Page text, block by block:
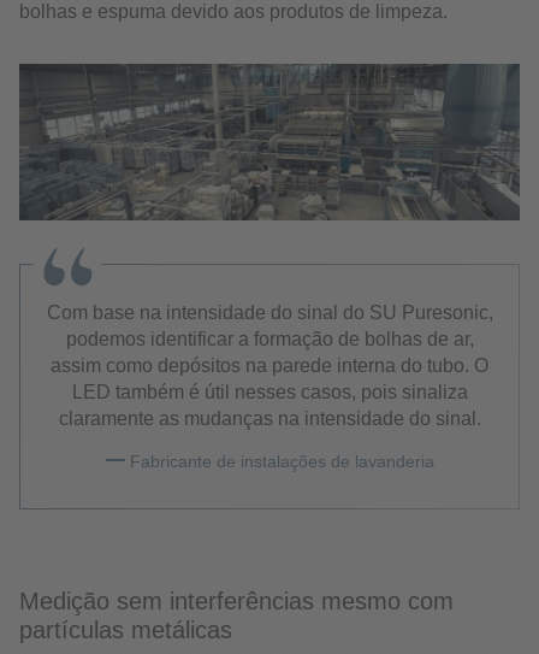
bolhas e espuma devido aos produtos de limpeza.
Com base na intensidade do sinal do SU Puresonic,
podemos identificar a formação de bolhas de ar,
assim como depósitos na parede interna do tubo. O
LED também é útil nesses casos, pois sinaliza
claramente as mudanças na intensidade do sinal.
Fabricante de instalações de lavanderia
Medição sem interferências mesmo com
partículas metálicas